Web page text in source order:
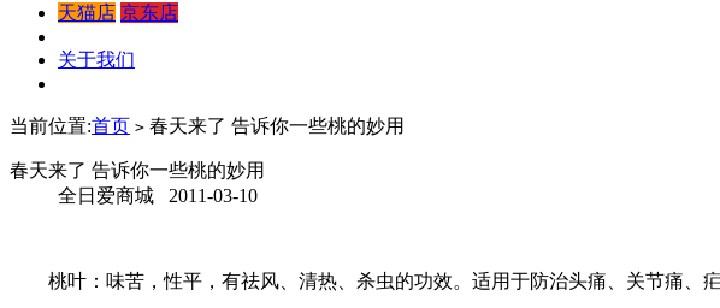
天猫店 京东店
关于我们
当前位置:首页 > 春天来了 告诉你一些桃的妙用
春天来了 告诉你一些桃的妙用
全日爱商城 2011-03-10
桃叶：味苦，性平，有祛风、清热、杀虫的功效。适用于防治头痛、关节痛、